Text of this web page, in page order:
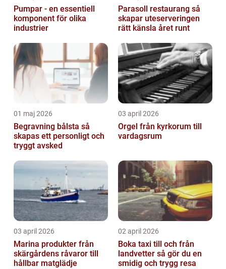
Pumpar - en essentiell
komponent för olika
industrier
Parasoll restaurang så
skapar uteserveringen
rätt känsla året runt
01 maj 2026
Begravning bålsta så
skapas ett personligt och
tryggt avsked
03 april 2026
Orgel från kyrkorum till
vardagsrum
03 april 2026
Marina produkter från
skärgårdens råvaror till
hållbar matglädje
02 april 2026
Boka taxi till och från
landvetter så gör du en
smidig och trygg resa